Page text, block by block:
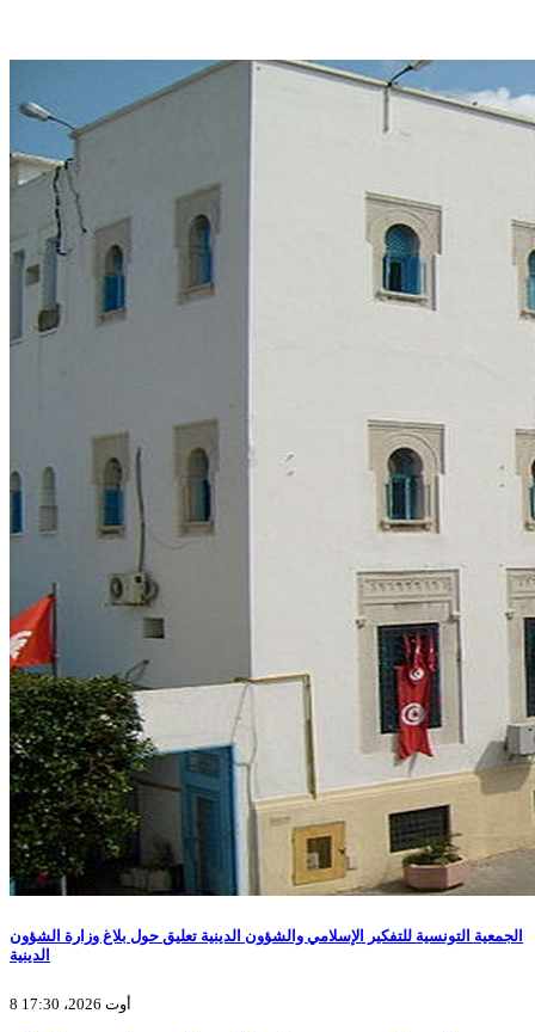
الجمعية التونسية للتفكير الإسلامي والشؤون الدينية تعليق حول بلاغ وزارة الشؤون
الدينية
8 أوت 2026، 17:30